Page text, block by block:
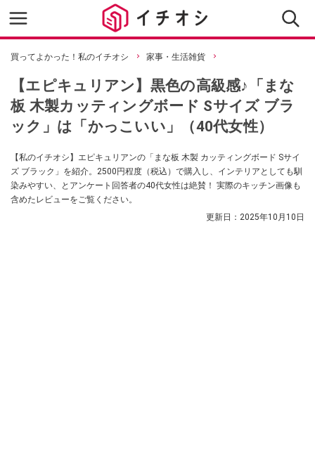
買ってよかった！私のイチオシ 家事・生活雑貨
【エピキュリアン】黒色の高級感♪「まな
板 木製カッティングボード Sサイズ ブラ
ック」は「かっこいい」（40代女性）
【私のイチオシ】エピキュリアンの「まな板 木製 カッティングボード Sサイ
ズ ブラック」を紹介。2500円程度（税込）で購入し、インテリアとしても馴
染みやすい、とアンケート回答者の40代女性は絶賛！ 実際のキッチン画像も
含めたレビューをご覧ください。
更新日： 2025年10月10日